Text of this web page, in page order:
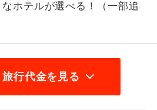
ホテルが選べる！（一部追
行代金を見る
とり様限定でご参加いただけるコー